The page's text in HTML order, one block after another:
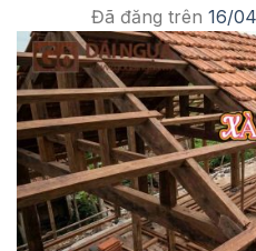
Đã đăng trên 16/